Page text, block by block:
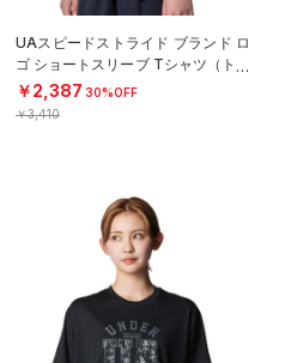
UAスピードストライド ブランド ロ
ゴ ショートスリーブ Tシャツ（トレ
ーニング/BOYS）
￥2,387 30%OFF
￥3,410